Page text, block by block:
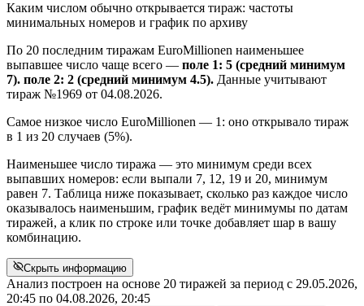
Каким числом обычно открывается тираж: частоты
минимальных номеров и график по архиву
По 20 последним тиражам EuroMillionen наименьшее
выпавшее число чаще всего — поле 1: 5 (средний минимум
7). поле 2: 2 (средний минимум 4.5). Данные учитывают
тираж №1969 от 04.08.2026.
Самое низкое число EuroMillionen — 1: оно открывало тираж
в 1 из 20 случаев (5%).
Наименьшее число тиража — это минимум среди всех
выпавших номеров: если выпали 7, 12, 19 и 20, минимум
равен 7. Таблица ниже показывает, сколько раз каждое число
оказывалось наименьшим, график ведёт минимумы по датам
тиражей, а клик по строке или точке добавляет шар в вашу
комбинацию.
Скрыть информацию
Анализ построен на основе 20 тиражей за период с 29.05.2026,
20:45 по 04.08.2026, 20:45